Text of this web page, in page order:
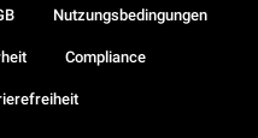
Nutzungsbedingungen
Compliance